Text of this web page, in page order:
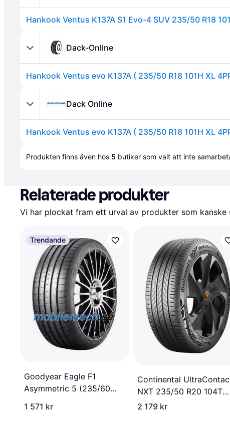
Hankook Ventus K137A S1 Evo-4 SUV 235/50 R18
Dack-Online
Dack Online
Produkten finns även hos 5 butiker som valt att inte
Relaterade produkter
Vi har plockat fram ett urval av produkter som kanske
Trendande
Goodyear Eagle F1
Asymmetric 5 (235/60
1 571 kr
Continental
NXT 235/50 R20 104T
Sommardäck
2 179 kr